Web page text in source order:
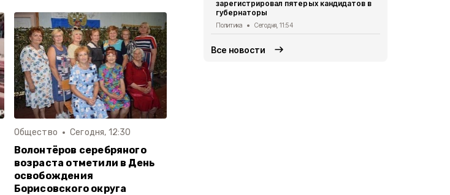
Общество Сегодня, 12:30
Волонтёров серебряного
возраста отметили в День
освобождения
Борисовского округа
зарегистрировал пятерых кандидатов в
губернаторы
Политика Сегодня, 11:54
Все новости